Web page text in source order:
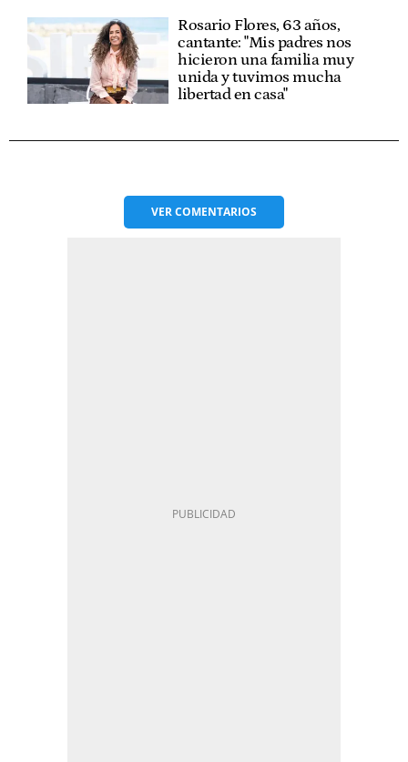
Rosario Flores, 63 años,
cantante: "Mis padres nos
hicieron una familia muy
unida y tuvimos mucha
libertad en casa"
VERCOMENTARIOS